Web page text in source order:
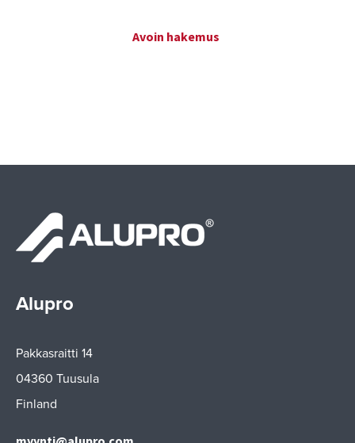
Avoin hakemus
Alupro
Pakkasraitti 14
04360 Tuusula
Finland